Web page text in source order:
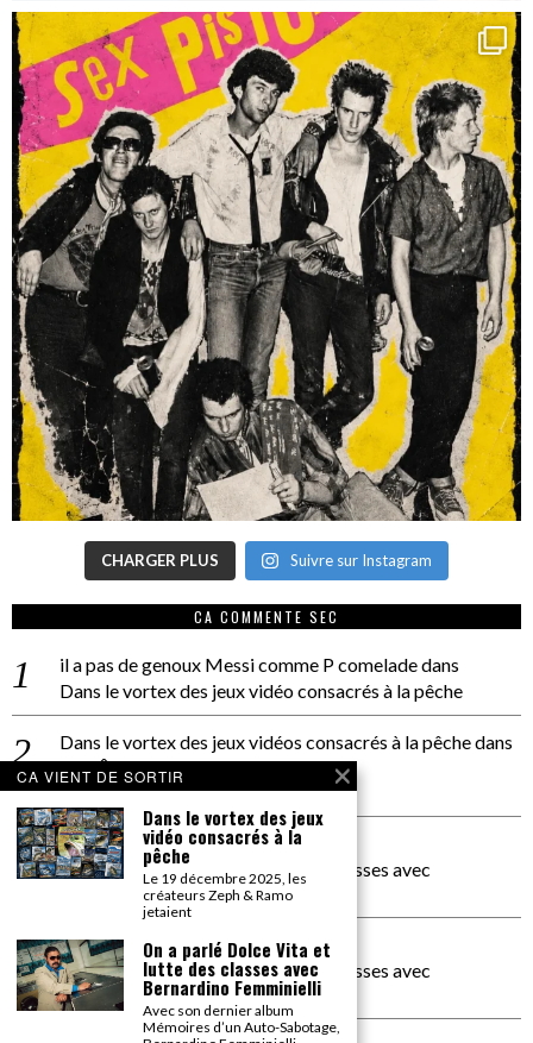
CHARGER PLUS Suivre sur Instagram
CA COMMENTE SEC
il a pas de genoux Messi comme P comeladedans
Dans le vortex des jeux vidéo consacrés à la pêche
Dans le vortex des jeux vidéos consacrés à la pêchedans
PACÔME THIELLEMENT
La séance d’Hip Gnose
La Patrie
dans
On a parlé Dolce Vita et lutte des classes avec
Bernardino Femminielli
carte noire negra à l'o tiededans
On a parlé Dolce Vita et lutte des classes avec
Bernardino Femminielli
CA VIENT DE SORTIR
Dans le vortex des jeux
vidéo consacrés à la
pêche
Le 19 décembre 2025, les
créateurs Zeph & Ramo
jetaient
On a parlé Dolce Vita et
lutte des classes avec
Bernardino Femminielli
Avec son dernier album
Mémoires d’un Auto-Sabotage,